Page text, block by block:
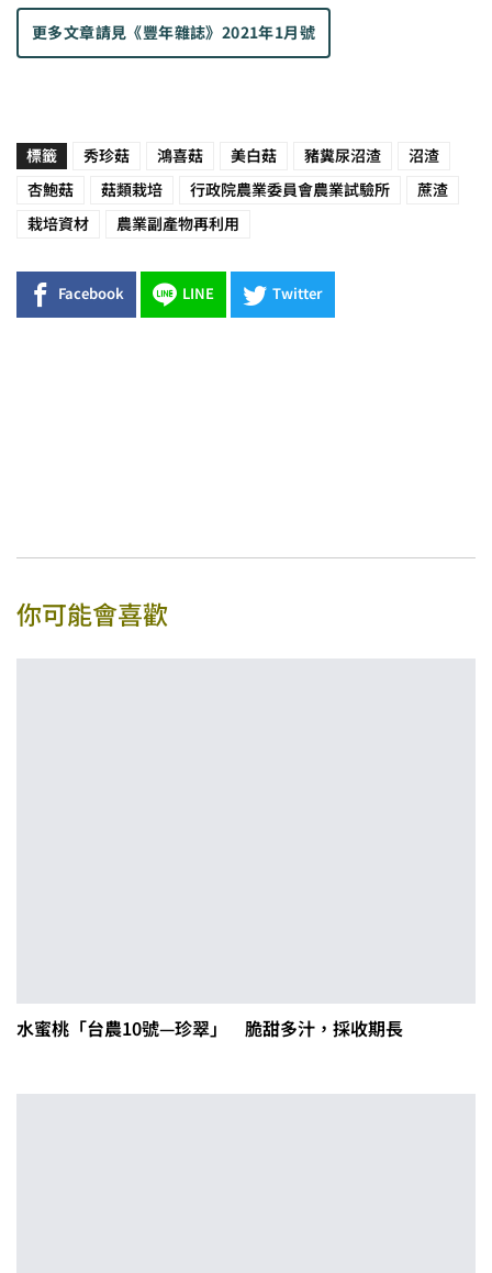
更多文章請見《豐年雜誌》2021年1月號
標籤 秀珍菇 鴻喜菇 美白菇 豬糞尿沼渣 沼渣
杏鮑菇 菇類栽培 行政院農業委員會農業試驗所 蔗渣
栽培資材 農業副產物再利用
Facebook LINE Twitter
你可能會喜歡
水蜜桃「台農10號—珍翠」 脆甜多汁，採收期長